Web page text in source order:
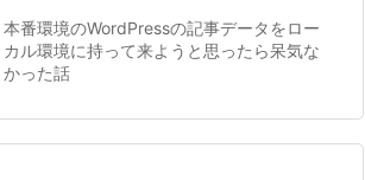
本番環境のWordPressの記事データをロー
カル環境に持って来ようと思ったら呆気な
かった話